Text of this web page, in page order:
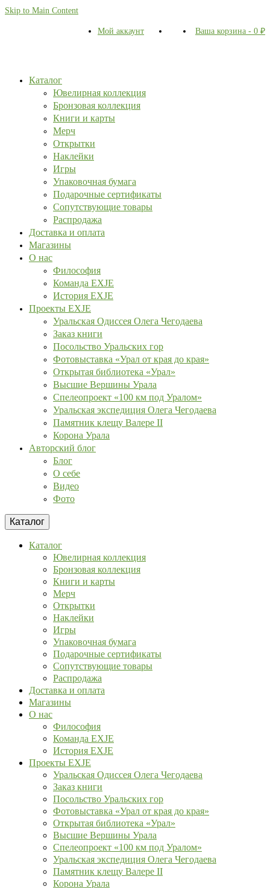
Skip to Main Content
Мой аккаунт Ваша корзина - 0 ₽
Каталог
Ювелирная коллекция
Бронзовая коллекция
Книги и карты
Мерч
Открытки
Наклейки
Игры
Упаковочная бумага
Подарочные сертификаты
Сопутствующие товары
Распродажа
Доставка и оплата
Магазины
О нас
Философия
Команда EXJE
История EXJE
Проекты EXJE
Уральская Одиссея Олега Чегодаева
Заказ книги
Посольство Уральских гор
Фотовыставка «Урал от края до края»
Открытая библиотека «Урал»
Высшие Вершины Урала
Спелеопроект «100 км под Уралом»
Уральская экспедиция Олега Чегодаева
Памятник клещу Валере II
Корона Урала
Авторский блог
Блог
О себе
Видео
Фото
Каталог
Каталог
Ювелирная коллекция
Бронзовая коллекция
Книги и карты
Мерч
Открытки
Наклейки
Игры
Упаковочная бумага
Подарочные сертификаты
Сопутствующие товары
Распродажа
Доставка и оплата
Магазины
О нас
Философия
Команда EXJE
История EXJE
Проекты EXJE
Уральская Одиссея Олега Чегодаева
Заказ книги
Посольство Уральских гор
Фотовыставка «Урал от края до края»
Открытая библиотека «Урал»
Высшие Вершины Урала
Спелеопроект «100 км под Уралом»
Уральская экспедиция Олега Чегодаева
Памятник клещу Валере II
Корона Урала